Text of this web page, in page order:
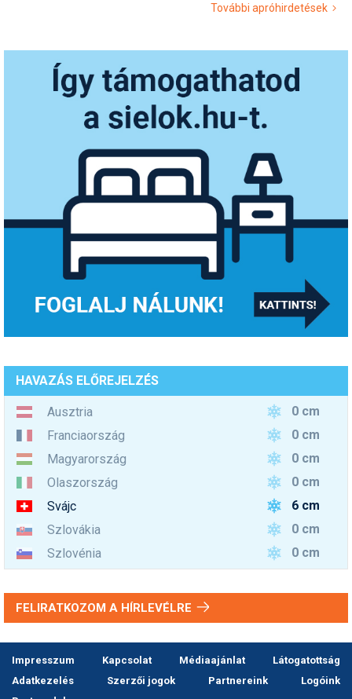
További apróhirdetések
HAVAZÁS ELŐREJELZÉS
Ausztria
0 cm
Franciaország
0 cm
Magyarország
0 cm
Olaszország
0 cm
Svájc
6 cm
Szlovákia
0 cm
Szlovénia
0 cm
FELIRATKOZOM A HÍRLEVÉLRE
Impresszum Kapcsolat Médiaajánlat
Látogatottság
Adatkezelés
Szerzői jogok Partnereink
Logóink